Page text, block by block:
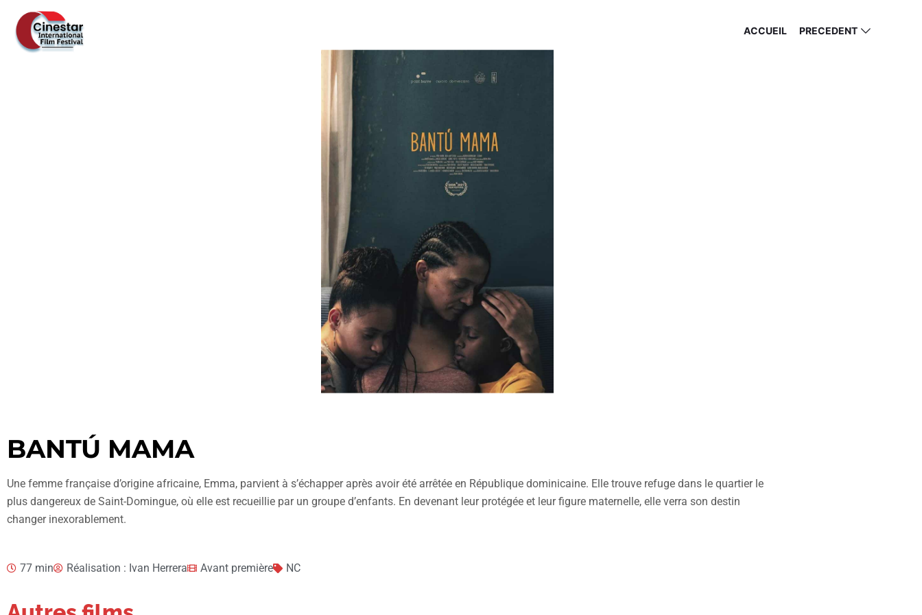
ACCUEIL PRECEDENT
BANTÚ MAMA
Une femme française d’origine africaine, Emma, parvient à s’échapper après avoir été arrêtée en République dominicaine. Elle trouve refuge dans le quartier le
plus dangereux de Saint-Domingue, où elle est recueillie par un groupe d’enfants. En devenant leur protégée et leur figure maternelle, elle verra son destin
changer inexorablement.
77 min Réalisation : Ivan Herrera Avant première NC